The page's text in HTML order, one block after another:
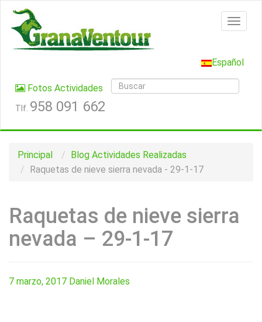
Español
Fotos Actividades
Tlf. 958 091 662
Principal Blog Actividades Realizadas
Raquetas de nieve sierra nevada - 29-1-17
Raquetas de nieve sierra
nevada – 29-1-17
7 marzo, 2017 Daniel Morales